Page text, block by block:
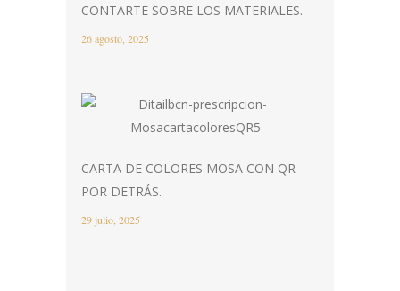
CONTARTE SOBRE LOS MATERIALES.
26 agosto, 2025
CARTA DE COLORES MOSA CON QR
POR DETRÁS.
29 julio, 2025